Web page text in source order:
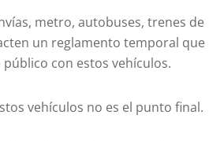
metro, autobuses, trenes de
un reglamento temporal que
con estos vehículos.
vehículos no es el punto final.